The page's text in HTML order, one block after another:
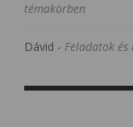
témakörben
Dávid - Feladatok